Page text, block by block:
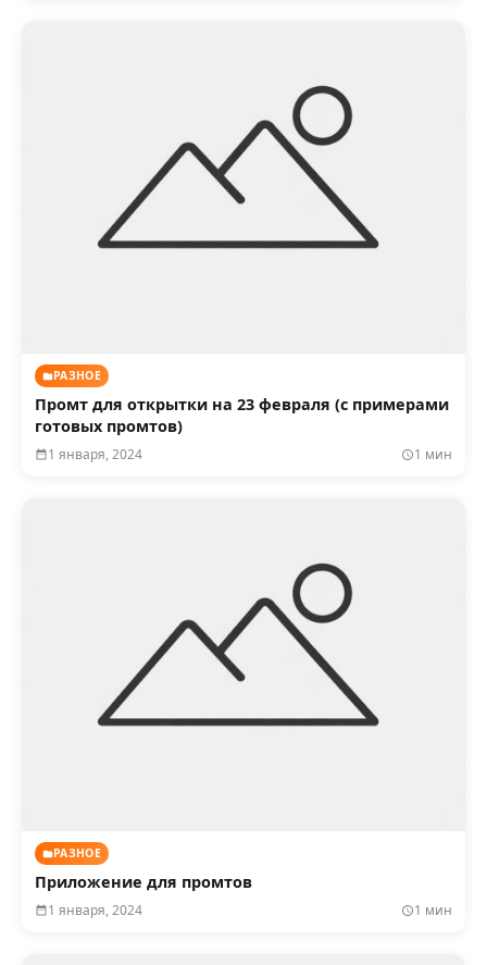
РАЗНОЕ
Промт для открытки на 23 февраля (с примерами
готовых промтов)
1 января, 2024 1 мин
РАЗНОЕ
Приложение для промтов
1 января, 2024 1 мин